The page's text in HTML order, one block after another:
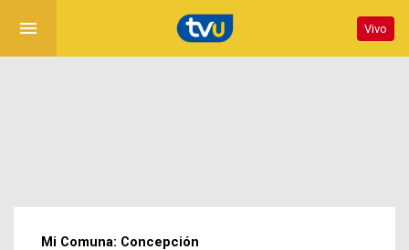
menu Vivo
Mi Comuna: Concepción